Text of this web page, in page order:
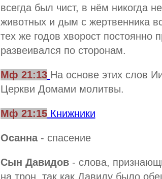
всегда был чист, в нём никогда
животных и дым с жертвенника
тех же годов хворост постоянно
развеивался по сторонам.
Мф 21:13 На основе этих слов
Церкви Домами молитвы.
Мф 21:15 Книжники
Осанна- спасение
Сын Давидов- слова,
на трон, так как Давиду было